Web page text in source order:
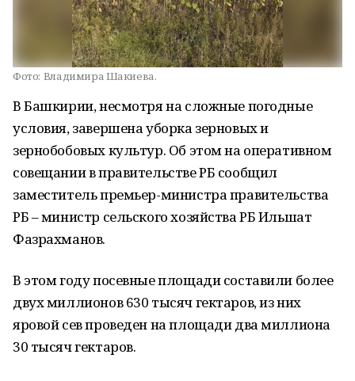
Фото: Владимира Шакиева.
В Башкирии, несмотря на сложные погодные
условия, завершена уборка зерновых и
зернобобовых культур. Об этом на оперативном
совещании в правительстве РБ сообщил
заместитель премьер-министра правительства
РБ – министр сельского хозяйства РБ Ильшат
Фазрахманов.
В этом году посевные площади составили более
двух миллионов 630 тысяч гектаров, из них
яровой сев проведен на площади два миллиона
30 тысяч гектаров.